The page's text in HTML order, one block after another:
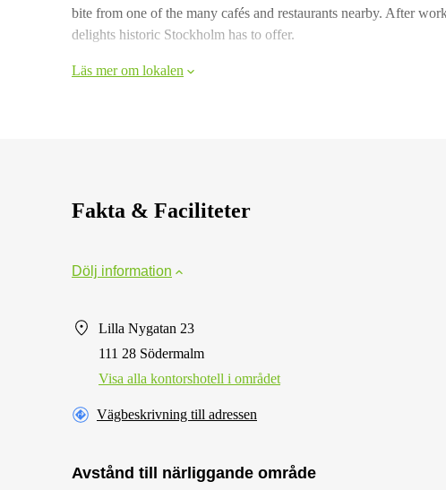
bite from one of the many cafés and restaurants nearby. After
delights historic Stockholm has to offer.
Läs mer om lokalen
Fakta & Faciliteter
Dölj information
Lilla Nygatan 23
111 28 Södermalm
Visa alla kontorshotell i området
Vägbeskrivning till adressen
Avstånd till närliggande område